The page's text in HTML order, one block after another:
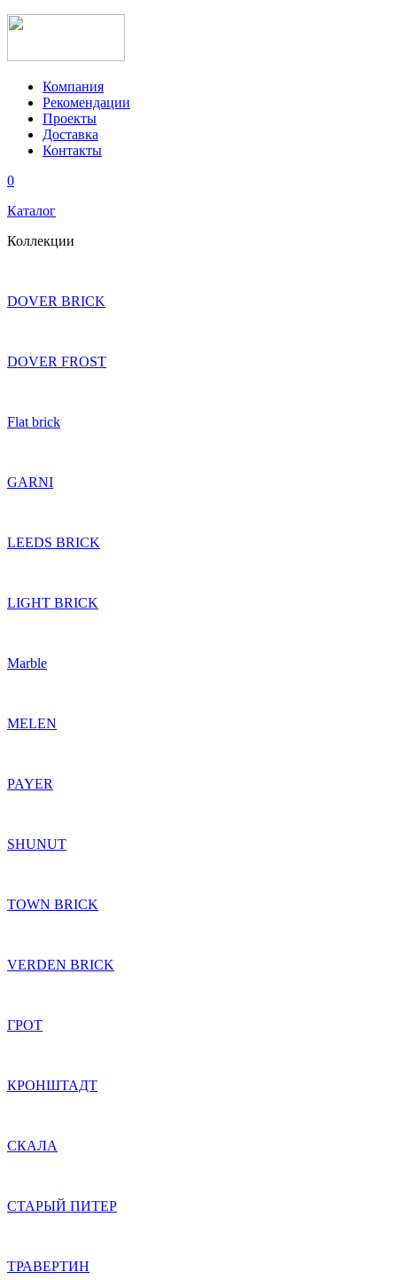
Компания
Рекомендации
Проекты
Доставка
Контакты
0
Каталог
Коллекции
DOVER BRICK
DOVER FROST
Flat brick
GARNI
LEEDS BRICK
LIGHT BRICK
Marble
MELEN
PAYER
SHUNUT
TOWN BRICK
VERDEN BRICK
ГРОТ
КРОНШТАДТ
СКАЛА
СТАРЫЙ ПИТЕР
ТРАВЕРТИН